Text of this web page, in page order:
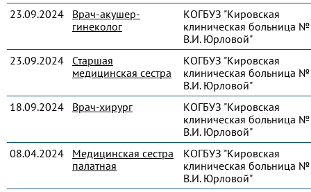
23.09.2024
Врач-акушер-
гинеколог
КОГБУЗ "Кировская
клиническая больница
В.И. Юрловой"
23.09.2024
Старшая
медицинская сестра
КОГБУЗ "Кировская
клиническая больница
В.И. Юрловой"
18.09.2024
Врач-хирург
КОГБУЗ "Кировская
клиническая больница
В.И. Юрловой"
08.04.2024
Медицинская сестра
палатная
КОГБУЗ "Кировская
клиническая больница
В.И. Юрловой"